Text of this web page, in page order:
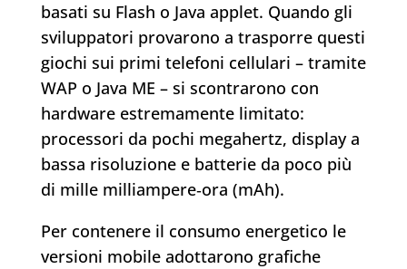
basati su Flash o Java applet. Quando gli
sviluppatori provarono a trasporre questi
giochi sui primi telefoni cellulari – tramite
WAP o Java ME – si scontrarono con
hardware estremamente limitato:
processori da pochi megahertz, display a
bassa risoluzione e batterie da poco più
di mille milliampere‑ora (mAh).
Per contenere il consumo energetico le
versioni mobile adottarono grafiche